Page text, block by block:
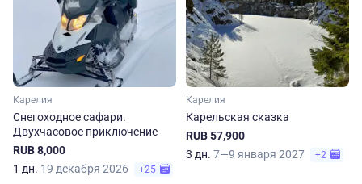
Карелия
Снегоходное сафари.
Двухчасовое приключение
RUB 8,000
1 дн. 19 декабря 2026 +25
Карелия
Карельская сказка
RUB 57,900
3 дн. 7—9 января 2027 +2